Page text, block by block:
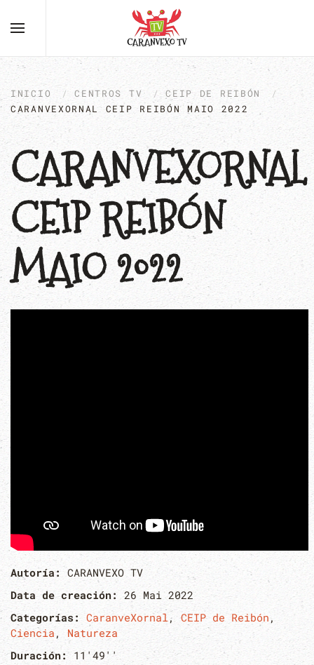
INICIO CENTROS TV
CEIP DE REIBÓN
CARANVEXORNAL CEIP REIBÓN MAIO 2022
CARANVEXORNAL
CEIP REIBÓN
MAIO 2022
Autoría: CARANVEXO TV
Data de creación:26 Mai 2022
Categorías: CaranveXornal,CEIP de Reibón ,
Ciencia , Natureza
Duración: 11'49''